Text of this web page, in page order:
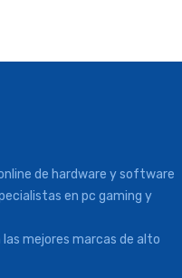
de hardware y software
en pc gaming y
mejores marcas de alto